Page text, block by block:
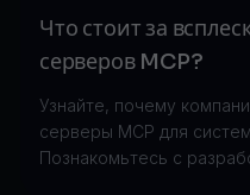
Что стоит за
серверов MCP?
Узнайте, почему
серверы MCP для
Познакомьтесь с